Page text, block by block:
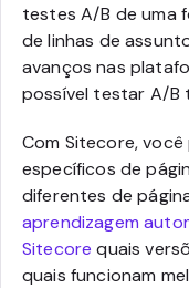
testes A/B de uma
de linhas de
avanços nas
possível testar A/B
Com Sitecore,
específicos de
diferentes de
aprendizagem
Sitecore quais
quais funcionam